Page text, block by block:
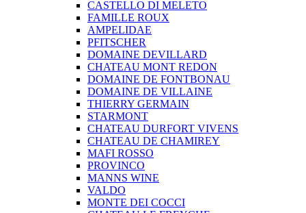
CASTELLO DI MELETO
FAMILLE ROUX
AMPELIDAE
PFITSCHER
DOMAINE DEVILLARD
CHATEAU MONT REDON
DOMAINE DE FONTBONAU
DOMAINE DE VILLAINE
THIERRY GERMAIN
STARMONT
CHATEAU DURFORT VIVENS
CHATEAU DE CHAMIREY
MAFI ROSSO
PROVINCO
MANNS WINE
VALDO
MONTE DEI COCCI